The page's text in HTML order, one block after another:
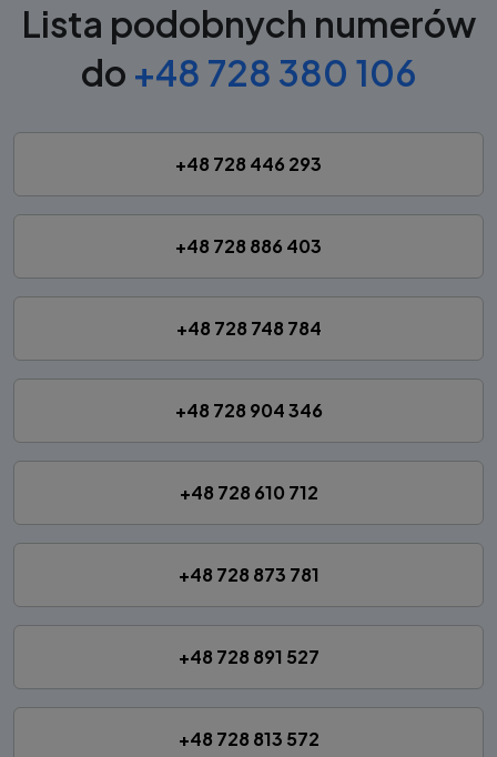
Lista podobnych numerów
do +48 728 380 106
+48 728 446 293
+48 728 886 403
+48 728 748 784
+48 728 904 346
+48 728 610 712
+48 728 873 781
+48 728 891 527
+48 728 813 572